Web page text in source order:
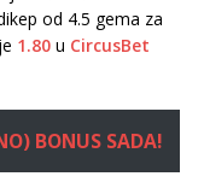
od 4.5 gema za
1.80 u CircusBet
BONUS SADA!